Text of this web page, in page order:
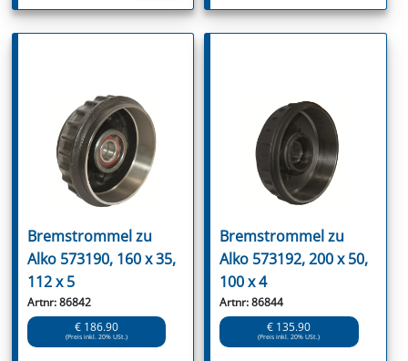
Bremstrommel zu
Alko 573190, 160 x 35,
112 x 5
Artnr: 86842
€ 186.90
(Preis inkl. 20% USt.)
Bremstrommel zu
Alko 573192, 200 x 50,
100 x 4
Artnr: 86844
€ 135.90
(Preis inkl. 20% USt.)